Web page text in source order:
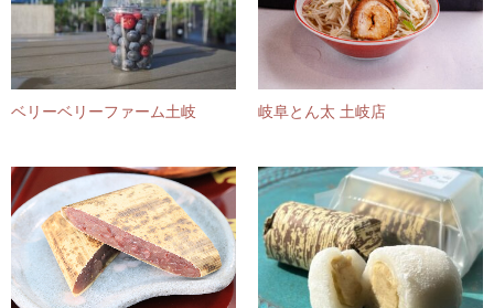
ベリーベリーファーム土岐 岐阜とん太 土岐店